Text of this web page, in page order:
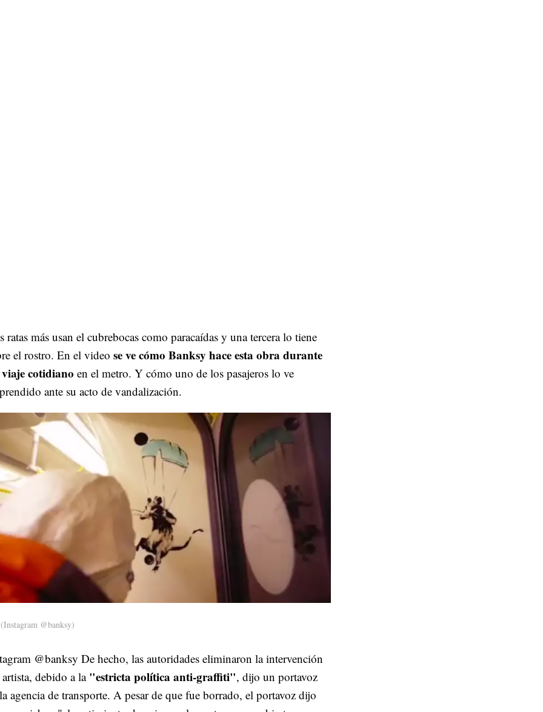
ratas más usan el cubrebocas como paracaídas y una tercera lo tiene
el rostro. En el video se ve cómo Banksy hace esta obra durante
cotidiano en el metro. Y cómo uno de los pasajeros lo ve
ante su acto de vandalización.
(Instagram @banksy)
@banksy De hecho, las autoridades eliminaron la intervención
debido a la "estricta política anti-graffiti", dijo un portavoz
agencia de transporte. A pesar de que fue borrado, el portavoz dijo